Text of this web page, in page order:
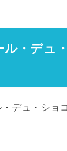
・デュ
デュ・ショ